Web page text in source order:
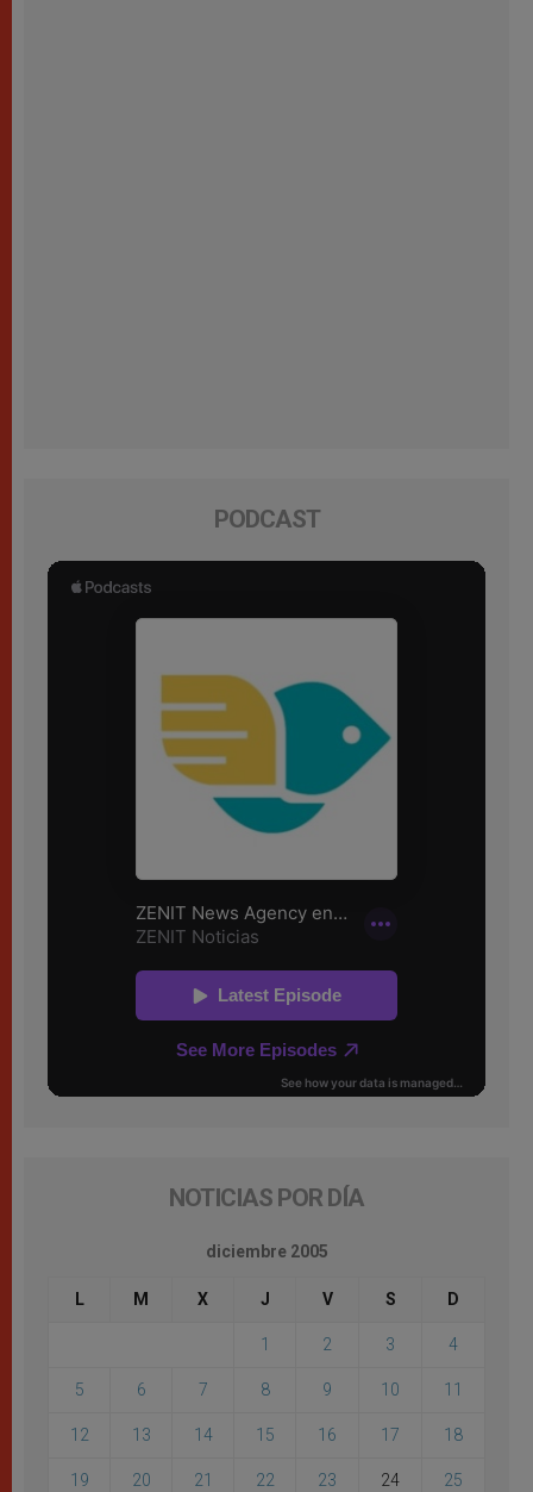
PODCAST
NOTICIAS POR DÍA
diciembre 2005
L M X J V S D
1 2 3 4
5 6 7 8 9 10 11
12 13 14 15 16 17 18
19 20 21 22 23 24 25